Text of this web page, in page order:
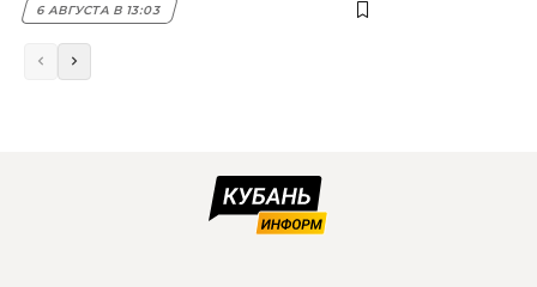
6 АВГУСТА В 13:03